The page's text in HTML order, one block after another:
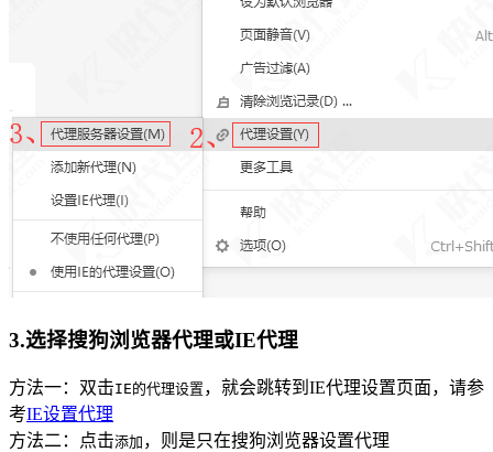
3.选择搜狗浏览器代理或IE代理
方法一：双击IE的代理设置 ，就会跳转到IE代理设置页面，请参
考IE设置代理
方法二：点击添加 ，则是只在搜狗浏览器设置代理